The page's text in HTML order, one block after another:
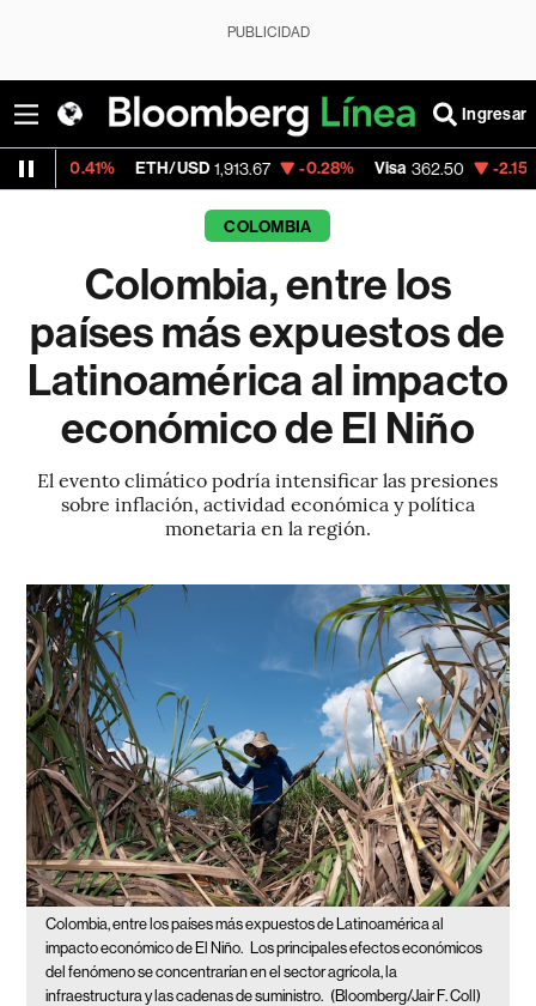
PUBLICIDAD
Ingresar
ETH/USD 1,913.67 -0.28% Visa 362.50 -2.15%
COLOMBIA
Colombia, entre los
países más expuestos de
Latinoamérica al impacto
económico de El Niño
El evento climático podría intensificar las presiones
sobre inflación, actividad económica y política
monetaria en la región.
Colombia, entre los países más expuestos de Latinoamérica al
impacto económico de El Niño.
Los principales efectos económicos
del fenómeno se concentrarían en el sector agrícola, la
infraestructura y las cadenas de suministro. (Bloomberg/Jair F. Coll)